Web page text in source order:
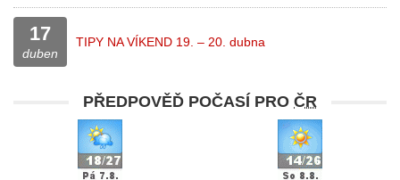
17
duben
TIPY NA VÍKEND 19. – 20. dubna
PŘEDPOVĚĎ POČASÍ PRO ČR